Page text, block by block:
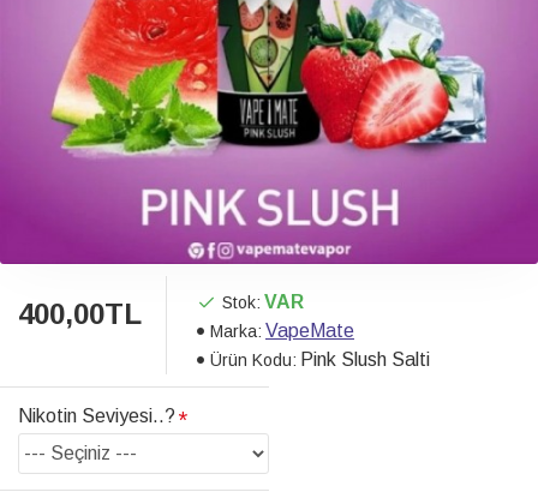
400,00TL Stok: VAR
Marka: VapeMate
Ürün Kodu: Pink Slush Salti
Nikotin Seviyesi..?